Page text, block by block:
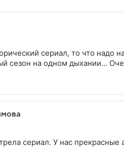
сериал, то что надо
сезон на одном дыхании...
сериал. У нас